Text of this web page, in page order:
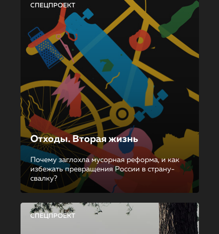
СПЕЦПРОЕКТ
Отходы. Вторая жизнь
Почему заглохла мусорная реформа, и как
избежать превращения России в страну-
свалку?
СПЕЦПРОЕКТ